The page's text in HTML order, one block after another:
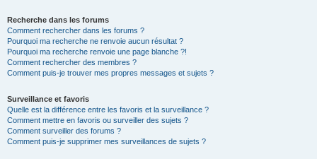
Recherche dans les forums
Comment rechercher dans les forums ?
Pourquoi ma recherche ne renvoie aucun résultat ?
Pourquoi ma recherche renvoie une page blanche ?!
Comment rechercher des membres ?
Comment puis-je trouver mes propres messages et sujets ?
Surveillance et favoris
Quelle est la différence entre les favoris et la surveillance ?
Comment mettre en favoris ou surveiller des sujets ?
Comment surveiller des forums ?
Comment puis-je supprimer mes surveillances de sujets ?